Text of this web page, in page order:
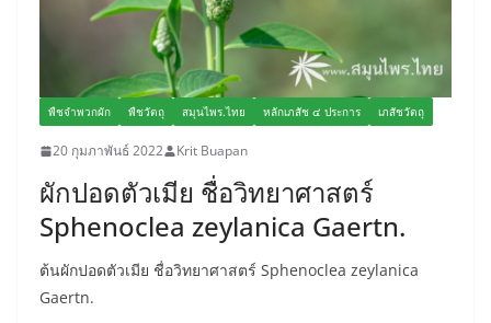
พืชจำพวกผัก พืชวัตถุ สมุนไพร.ไทย หลักเภสัช ๔ ประการ เภสัชวัตถุ
20 กุมภาพันธ์ 2022 Krit Buapan
ผักปอดตัวเมีย ชื่อวิทยาศาสตร์
Sphenoclea zeylanica Gaertn.
ต้นผักปอดตัวเมีย ชื่อวิทยาศาสตร์ Sphenoclea zeylanica
Gaertn.